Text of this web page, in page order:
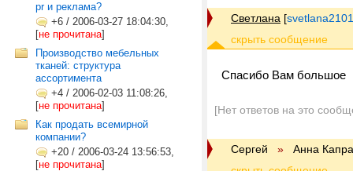
pr и реклама?
+6 / 2006-03-27 18:04:30,
[не прочитана]
Производство мебельных
тканей: структура
ассортимента
+4 / 2006-02-03 11:08:26,
[не прочитана]
Как продать всемирной
компании?
+20 / 2006-03-24 13:56:53,
[не прочитана]
Светлана [
Спасибо Вам большое
[Нет ответов на это
Сергей » Анна